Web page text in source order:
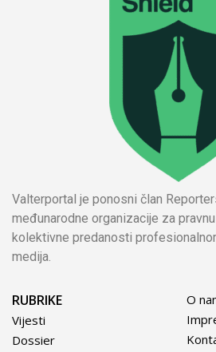
Valterportal je ponosni član
međunarodne organizacije za
kolektivne predanosti
medija.
RUBRIKE
Vijesti
Dossier
O